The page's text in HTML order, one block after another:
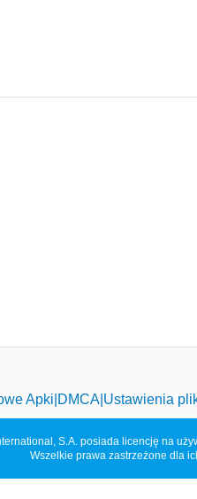
Apki DMCA Ustawienia
S.A. posiada licencję na
Wszelkie prawa zastrzeżone dla